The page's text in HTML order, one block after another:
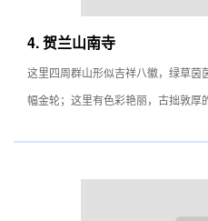
泥，更是天然泥疗宝物。景区水、电
色油路直达景区接待站。距银川机场
4. 贺兰山南寺
这里四周群山形似吉祥八徽，绿草茵
幅金轮；这里有色彩艳丽，古拙敦厚
花烂漫的原始森林——雪岭子。